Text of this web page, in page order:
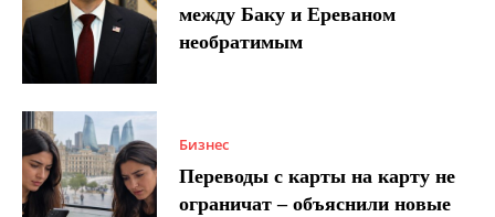
между Баку и Ереваном
необратимым
Бизнес
Переводы с карты на карту не
ограничат – объяснили новые